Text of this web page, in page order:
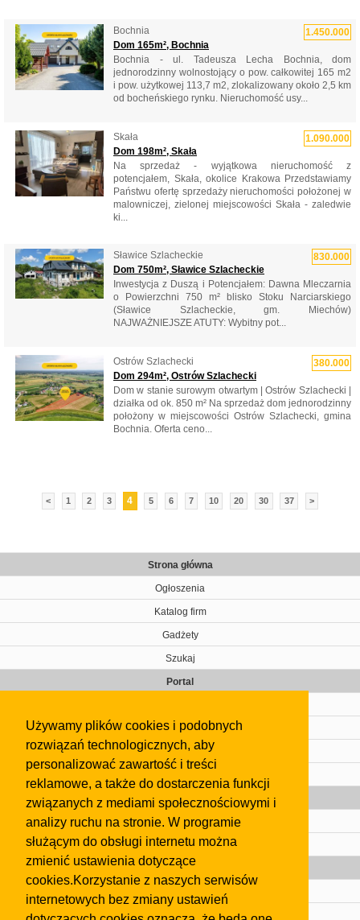
Używamy plików cookies i podobnych
rozwiązań technologicznych, aby
personalizować zawartość i treści
reklamowe, a także do dostarczenia funkcji
związanych z mediami społecznościowymi i
analizy ruchu na stronie. W programie
służącym do obsługi internetu można
zmienić ustawienia dotyczące
cookies.Korzystanie z naszych serwisów
internetowych bez zmiany ustawień
1.450.000
Bochnia
Dom 165m², Bochnia
Bochnia - ul. Tadeusza Lecha Bochnia, dom
jednorodzinny wolnostojący o pow. całkowitej 165 m2
i pow. użytkowej 113,7 m2, zlokalizowany około 2,5 km
od bocheńskiego rynku. Nieruchomość usy...
1.090.000
Skała
Dom 198m², Skała
Na sprzedaż - wyjątkowa nieruchomość z
potencjałem, Skała, okolice Krakowa Przedstawiamy
Państwu ofertę sprzedaży nieruchomości położonej w
malowniczej, zielonej miejscowości Skała - zaledwie
ki...
830.000
Sławice Szlacheckie
Dom 750m², Sławice Szlacheckie
Inwestycja z Duszą i Potencjałem: Dawna Mleczarnia
o Powierzchni 750 m² blisko Stoku Narciarskiego
(Sławice Szlacheckie, gm. Miechów)
NAJWAŻNIEJSZE ATUTY: Wybitny pot...
380.000
Ostrów Szlachecki
Dom 294m², Ostrów Szlachecki
Dom w stanie surowym otwartym | Ostrów Szlachecki |
działka od ok. 850 m² Na sprzedaż dom jednorodzinny
położony w miejscowości Ostrów Szlachecki, gmina
Bochnia. Oferta ceno...
< 1 2 3 4 5 6 7 10 20 30 37 >
Strona główna
Ogłoszenia
Katalog firm
Gadżety
Szukaj
Portal
Kontakt
Regulamin
Gazeta
Olkusz
Kontakt
Strefa dla biznesu
Biura nieruchomości
Dealerzy i autokomisy